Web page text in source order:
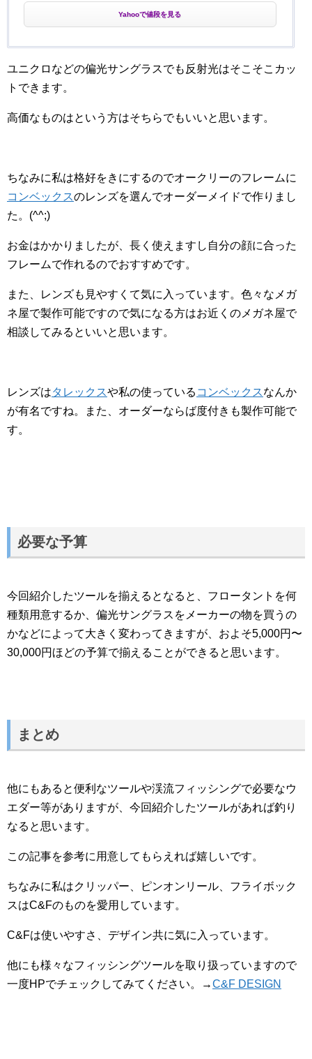
Yahooで値段を見る
ユニクロなどの偏光サングラスでも反射光はそこそこカッ
トできます。
高価なものはという方はそちらでもいいと思います。
ちなみに私は格好をきにするのでオークリーのフレームに
コンベックスのレンズを選んでオーダーメイドで作りまし
た。(^^;)
お金はかかりましたが、長く使えますし自分の顔に合った
フレームで作れるのでおすすめです。
また、レンズも見やすくて気に入っています。色々なメガ
ネ屋で製作可能ですので気になる方はお近くのメガネ屋で
相談してみるといいと思います。
レンズはタレックスや私の使っている コンベックスなんか
が有名ですね。また、オーダーならば度付きも製作可能で
す。
必要な予算
今回紹介したツールを揃えるとなると、フロータントを何
種類用意するか、偏光サングラスをメーカーの物を買うの
かなどによって大きく変わってきますが、およそ5,000円〜
30,000円ほどの予算で揃えることができると思います。
まとめ
他にもあると便利なツールや渓流フィッシングで必要なウ
エダー等がありますが、今回紹介したツールがあれば釣り
なると思います。
この記事を参考に用意してもらえれば嬉しいです。
ちなみに私はクリッパー、ピンオンリール、フライボック
スはC&Fのものを愛用しています。
C&Fは使いやすさ、デザイン共に気に入っています。
他にも様々なフィッシングツールを取り扱っていますので
一度HPでチェックしてみてください。→C&F DESIGN